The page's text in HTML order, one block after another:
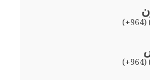
(+964)
(+964)